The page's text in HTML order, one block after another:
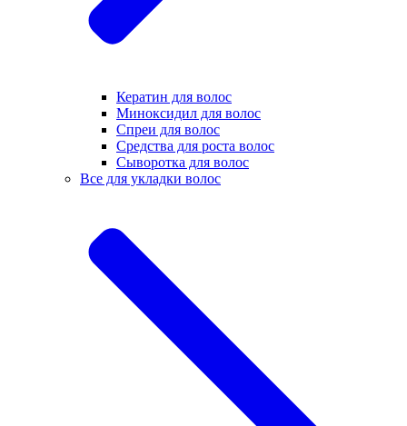
Кератин для волос
Миноксидил для волос
Спреи для волос
Средства для роста волос
Сыворотка для волос
Все для укладки волос